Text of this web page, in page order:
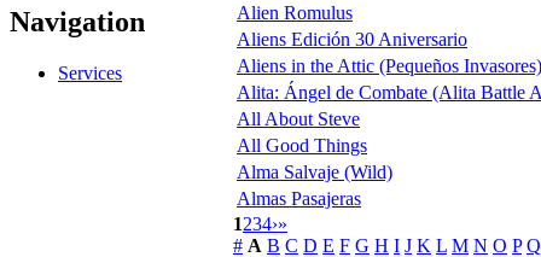
Navigation
Services
Alien Romulus
Aliens Edición 30 Aniversario
Aliens in the Attic (Pequeños Invasores)
Alita: Ángel de Combate (Alita Battle
All About Steve
All Good Things
Alma Salvaje (Wild)
Almas Pasajeras
1234›»
# A B C D E F G H I J K L M N O P Q